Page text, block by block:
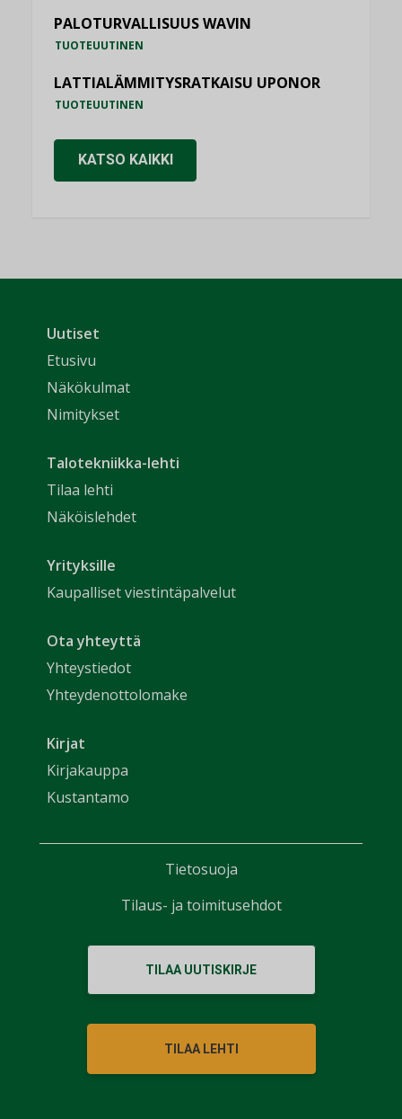
PALOTURVALLISUUS WAVIN
TUOTEUUTINEN
LATTIALÄMMITYSRATKAISU UPONOR
TUOTEUUTINEN
KATSO KAIKKI
Uutiset
Etusivu
Näkökulmat
Nimitykset
Talotekniikka-lehti
Tilaa lehti
Näköislehdet
Yrityksille
Kaupalliset viestintäpalvelut
Ota yhteyttä
Yhteystiedot
Yhteydenottolomake
Kirjat
Kirjakauppa
Kustantamo
TILAA UUTISKIRJE
TILAA LEHTI
Tietosuoja
Tilaus- ja toimitusehdot